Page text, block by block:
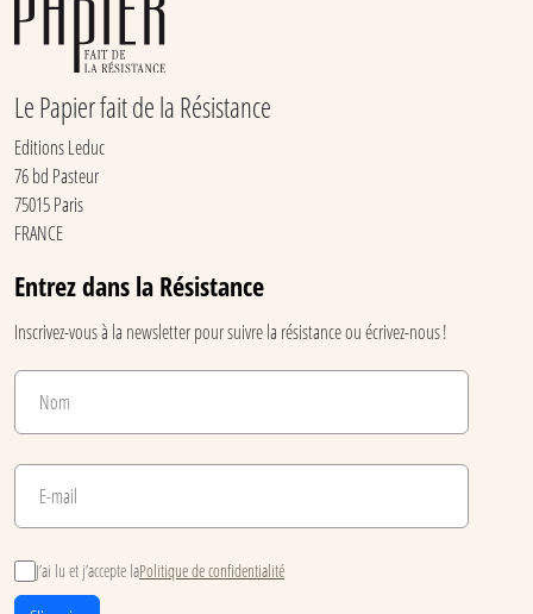
Le Papier fait de la Résistance
Editions Leduc
76 bd Pasteur
75015 Paris
FRANCE
Entrez dans la Résistance
Inscrivez-vous à la newsletter pour suivre la résistance ou écrivez-nous !
J’ai lu et j’accepte laPolitique de confidentialité